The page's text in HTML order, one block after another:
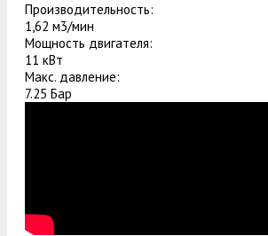
Производительность:
1,62 м3/мин
Мощность двигателя:
11 кВт
Макс. давление:
7.25 Бар